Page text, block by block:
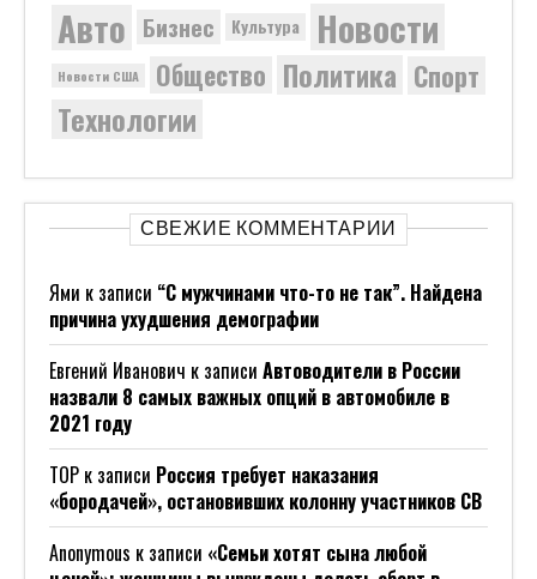
Авто Бизнес Культура Новости
Новости США Общество Политика Спорт
Технологии
СВЕЖИЕ КОММЕНТАРИИ
Ями к записи “С мужчинами что-то не так”. Найдена
причина ухудшения демографии
Евгений Иванович к записи Автоводители в России
назвали 8 самых важных опций в автомобиле в
2021 году
ТОР к записи Россия требует наказания
«бородачей», остановивших колонну участников СВ
Anonymous к записи «Семьи хотят сына любой